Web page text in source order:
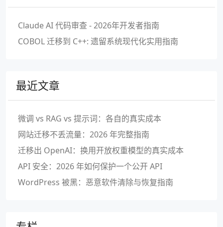
Claude AI 代码审查 - 2026年开发者指南
COBOL 迁移到 C++: 遗留系统现代化实用指南
最近文章
微调 vs RAG vs 提示词：各自的真实成本
网站迁移不丢流量：2026 年完整指南
迁移出 OpenAI：换用开放权重模型的真实成本
API 安全：2026 年如何保护一个公开 API
WordPress 被黑：恶意软件清除与恢复指南